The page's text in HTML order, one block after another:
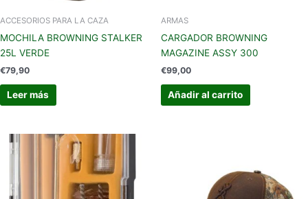
ACCESORIOS PARA LA CAZA
MOCHILA BROWNING STALKER
25L VERDE
€79,90
Leer más
ARMAS
CARGADOR BROWNING
MAGAZINE ASSY 300
€99,00
Añadir al carrito